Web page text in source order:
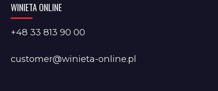
WINIETA ONLINE
+48 33 813 90 00
customer@winieta-online.pl